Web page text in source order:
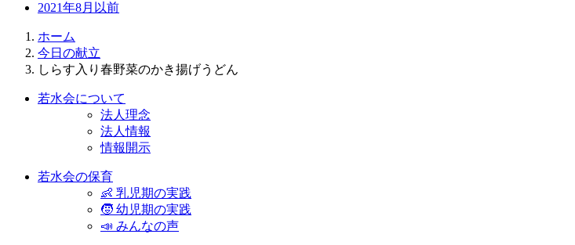
2021年8月以前
ホーム
今日の献立
しらす入り春野菜のかき揚げうどん
若水会について
法人理念
法人情報
情報開示
若水会の保育
👶 乳児期の実践
🧒 幼児期の実践
📣 みんなの声